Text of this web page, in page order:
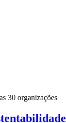
30 organizações